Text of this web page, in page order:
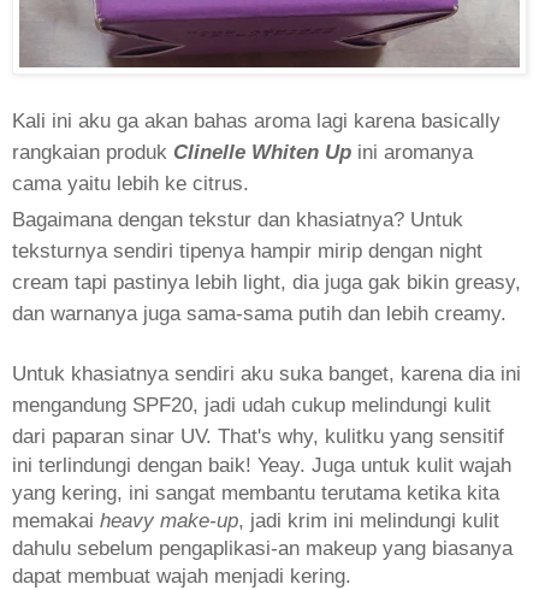
Kali ini aku ga akan bahas aroma lagi karena basically
rangkaian produk Clinelle Whiten Up ini aromanya
cama yaitu lebih ke citrus.
Bagaimana dengan tekstur dan khasiatnya? Untuk
teksturnya sendiri tipenya hampir mirip dengan night
cream tapi pastinya lebih light, dia juga gak bikin greasy,
dan warnanya juga sama-sama putih dan lebih creamy.
Untuk khasiatnya sendiri aku suka banget, karena dia ini
mengandung SPF20, jadi udah cukup melindungi kulit
dari paparan sinar UV. That's why, kulitku yang sensitif
ini terlindungi dengan baik! Yeay. Juga untuk kulit wajah
yang kering, ini sangat membantu terutama ketika kita
memakai heavy make-up, jadi krim ini melindungi kulit
dahulu sebelum pengaplikasi-an makeup yang biasanya
dapat membuat wajah menjadi kering.